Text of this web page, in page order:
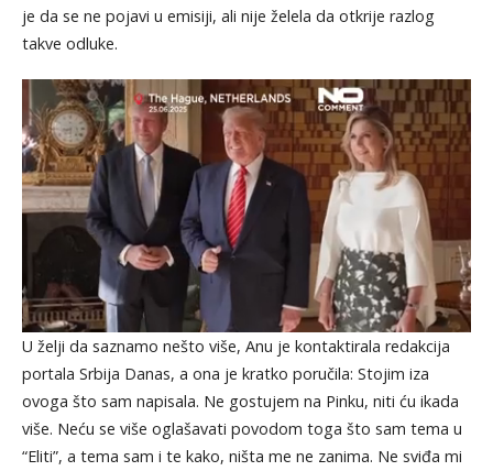
je da se ne pojavi u emisiji, ali nije želela da otkrije razlog
takve odluke.
U želji da saznamo nešto više, Anu je kontaktirala redakcija
portala Srbija Danas, a ona je kratko poručila: Stojim iza
ovoga što sam napisala. Ne gostujem na Pinku, niti ću ikada
više. Neću se više oglašavati povodom toga što sam tema u
“Eliti”, a tema sam i te kako, ništa me ne zanima. Ne sviđa mi